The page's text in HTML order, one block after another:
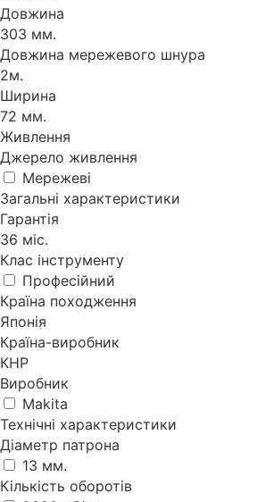
Довжина
303 мм.
Довжина мережевого шнура
2м.
Ширина
72 мм.
Живлення
Джерело живлення
Мережеві
Загальні характеристики
Гарантія
36 міс.
Клас інструменту
Професійний
Країна походження
Японія
Країна-виробник
КНР
Виробник
Makita
Технічні характеристики
Діаметр патрона
13 мм.
Кількість оборотів